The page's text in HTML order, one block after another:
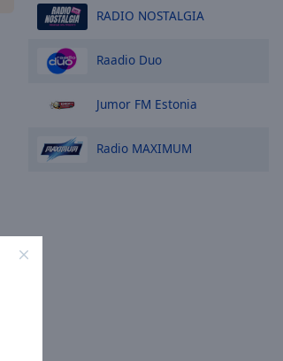
RADIO NOSTALGIA
Raadio Duo
Jumor FM Estonia
Radio MAXIMUM